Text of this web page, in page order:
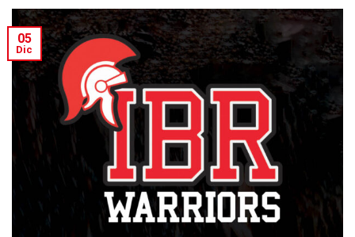
05
Dic